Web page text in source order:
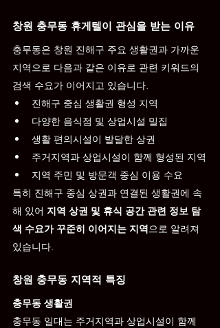
창원 충무동 휴게텔이 관심을 받는 이유
충무동은 창원 진해구 주요 생활권과 가까운
지역으로 다음과 같은 이유로 관련 키워드의
검색 수요가 이어지고 있습니다.
진해구 중심 생활권 형성 지역
다양한 음식점 및 상업시설 밀집
생활 편의시설이 발달한 상권
주거지역과 상업시설이 함께 형성된 지역
지역 주민 및 방문객 중심 이용 수요
특히 진해구 중심 상권과 연결된 생활권에 속
해 있어 지역 상권 및 휴식 공간 관련 정보 탐
색 수요가 꾸준히 이어지는 지역으로 알려져
있습니다.
창원 충무동 지역적 특징
충무동 생활권
충무동 일대는 주거지역과 상업시설이 함께